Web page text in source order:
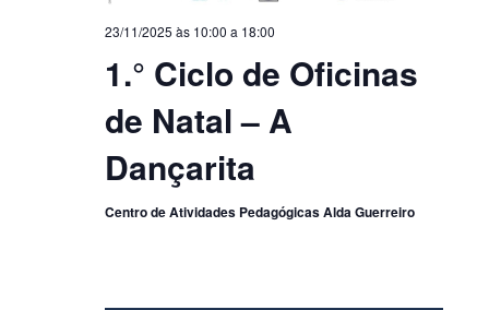
1.° Ciclo de Oficinas
de Natal – A
Dançarita
23/11/2025 às 10:00 a 18:00
Centro de Atividades Pedagógicas Alda Guerreiro